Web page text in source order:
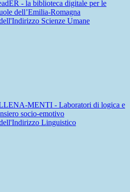
- la biblioteca digitale per le
dell’Emilia-Romagna
Scienze Umane
MENTI - Laboratori di logica e
socio-emotivo
Linguistico